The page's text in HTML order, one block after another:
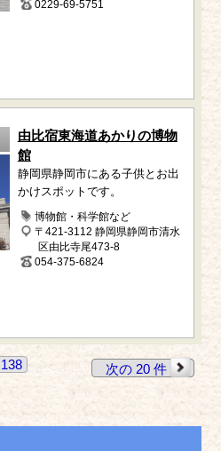
0229-69-5751
由比宿東海道あかりの博物
館
静岡県静岡市にある子供とお出
かけスポットです。
博物館・科学館など
〒421-3112 静岡県静岡市清水
区由比寺尾473-8
054-375-6824
138 次の 20 件